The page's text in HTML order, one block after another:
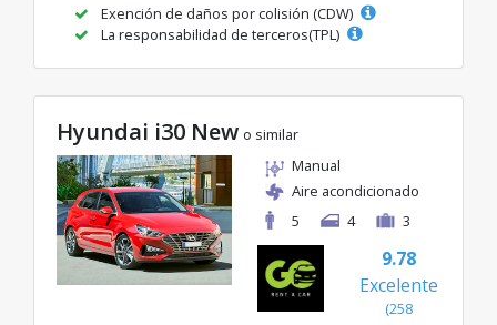
Exención de daños por colisión (CDW)
La responsabilidad de terceros(TPL)
Hyundai i30 New o similar
Manual
Aire acondicionado
5
4 3
9.78
Excelente
(258